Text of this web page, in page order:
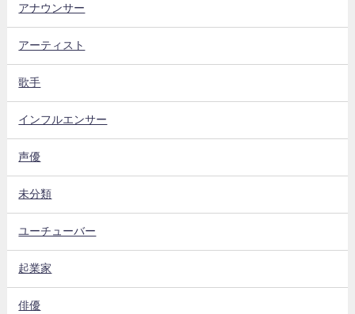
アナウンサー
アーティスト
歌手
インフルエンサー
声優
未分類
ユーチューバー
起業家
俳優